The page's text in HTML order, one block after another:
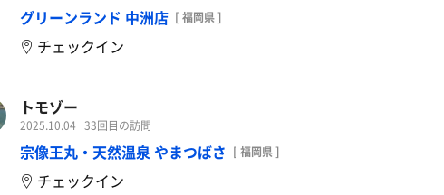
グリーンランド 中洲店 [ 福岡県 ]
チェックイン
トモゾー
2025.10.04 33回目の訪問
宗像王丸・天然温泉 やまつばさ [ 福岡県 ]
チェックイン